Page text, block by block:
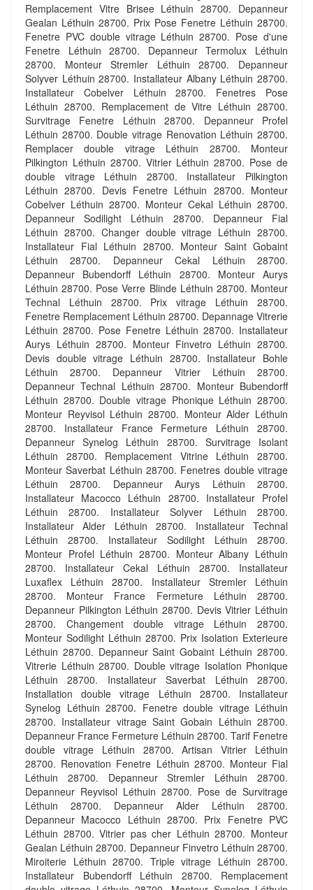
Remplacement Vitre Brisee Léthuin 28700. Depanneur
Gealan Léthuin 28700. Prix Pose Fenetre Léthuin 28700.
Fenetre PVC double vitrage Léthuin 28700. Pose d'une
Fenetre Léthuin 28700. Depanneur Termolux Léthuin
28700. Monteur Stremler Léthuin 28700. Depanneur
Solyver Léthuin 28700. Installateur Albany Léthuin 28700.
Installateur Cobelver Léthuin 28700. Fenetres Pose
Léthuin 28700. Remplacement de Vitre Léthuin 28700.
Survitrage Fenetre Léthuin 28700. Depanneur Profel
Léthuin 28700. Double vitrage Renovation Léthuin 28700.
Remplacer double vitrage Léthuin 28700. Monteur
Pilkington Léthuin 28700. Vitrier Léthuin 28700. Pose de
double vitrage Léthuin 28700. Installateur Pilkington
Léthuin 28700. Devis Fenetre Léthuin 28700. Monteur
Cobelver Léthuin 28700. Monteur Cekal Léthuin 28700.
Depanneur Sodilight Léthuin 28700. Depanneur Fial
Léthuin 28700. Changer double vitrage Léthuin 28700.
Installateur Fial Léthuin 28700. Monteur Saint Gobaint
Léthuin 28700. Depanneur Cekal Léthuin 28700.
Depanneur Bubendorff Léthuin 28700. Monteur Aurys
Léthuin 28700. Pose Verre Blinde Léthuin 28700. Monteur
Technal Léthuin 28700. Prix vitrage Léthuin 28700.
Fenetre Remplacement Léthuin 28700. Depannage Vitrerie
Léthuin 28700. Pose Fenetre Léthuin 28700. Installateur
Aurys Léthuin 28700. Monteur Finvetro Léthuin 28700.
Devis double vitrage Léthuin 28700. Installateur Bohle
Léthuin 28700. Depanneur Vitrier Léthuin 28700.
Depanneur Technal Léthuin 28700. Monteur Bubendorff
Léthuin 28700. Double vitrage Phonique Léthuin 28700.
Monteur Reyvisol Léthuin 28700. Monteur Alder Léthuin
28700. Installateur France Fermeture Léthuin 28700.
Depanneur Synelog Léthuin 28700. Survitrage Isolant
Léthuin 28700. Remplacement Vitrine Léthuin 28700.
Monteur Saverbat Léthuin 28700. Fenetres double vitrage
Léthuin 28700. Depanneur Aurys Léthuin 28700.
Installateur Macocco Léthuin 28700. Installateur Profel
Léthuin 28700. Installateur Solyver Léthuin 28700.
Installateur Alder Léthuin 28700. Installateur Technal
Léthuin 28700. Installateur Sodilight Léthuin 28700.
Monteur Profel Léthuin 28700. Monteur Albany Léthuin
28700. Installateur Cekal Léthuin 28700. Installateur
Luxaflex Léthuin 28700. Installateur Stremler Léthuin
28700. Monteur France Fermeture Léthuin 28700.
Depanneur Pilkington Léthuin 28700. Devis Vitrier Léthuin
28700. Changement double vitrage Léthuin 28700.
Monteur Sodilight Léthuin 28700. Prix Isolation Exterieure
Léthuin 28700. Depanneur Saint Gobaint Léthuin 28700.
Vitrerie Léthuin 28700. Double vitrage Isolation Phonique
Léthuin 28700. Installateur Saverbat Léthuin 28700.
Installation double vitrage Léthuin 28700. Installateur
Synelog Léthuin 28700. Fenetre double vitrage Léthuin
28700. Installateur vitrage Saint Gobain Léthuin 28700.
Depanneur France Fermeture Léthuin 28700. Tarif Fenetre
double vitrage Léthuin 28700. Artisan Vitrier Léthuin
28700. Renovation Fenetre Léthuin 28700. Monteur Fial
Léthuin 28700. Depanneur Stremler Léthuin 28700.
Depanneur Reyvisol Léthuin 28700. Pose de Survitrage
Léthuin 28700. Depanneur Alder Léthuin 28700.
Depanneur Macocco Léthuin 28700. Prix Fenetre PVC
Léthuin 28700. Vitrier pas cher Léthuin 28700. Monteur
Gealan Léthuin 28700. Depanneur Finvetro Léthuin 28700.
Miroiterie Léthuin 28700. Triple vitrage Léthuin 28700.
Installateur Bubendorff Léthuin 28700. Remplacement